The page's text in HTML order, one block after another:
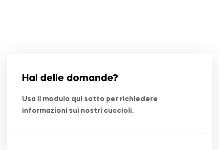
Hai delle domande?
Usa il modulo qui sotto per richiedere
informazioni sui nostri cuccioli.